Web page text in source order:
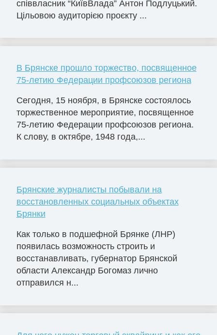
співвласник “КиївВлада” Антон Подлуцький.
Цільовою аудиторією проєкту ...
В Брянске прошло торжество, посвященное
75-летию Федерации профсоюзов региона
Сегодня, 15 ноября, в Брянске состоялось
торжественное мероприятие, посвященное
75-летию Федерации профсоюзов региона.
К слову, в октябре, 1948 года,...
Брянские журналисты побывали на
восстановленных социальных объектах
Брянки
Как только в подшефной Брянке (ЛНР)
появилась возможность строить и
восстанавливать, губернатор Брянской
области Александр Богомаз лично
отправился н...